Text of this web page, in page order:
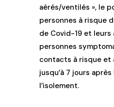
aérés/ventilés », le
personnes à risque
de Covid-19 et leurs
personnes
contacts à risque et
jusqu’à 7 jours
l’isolement.